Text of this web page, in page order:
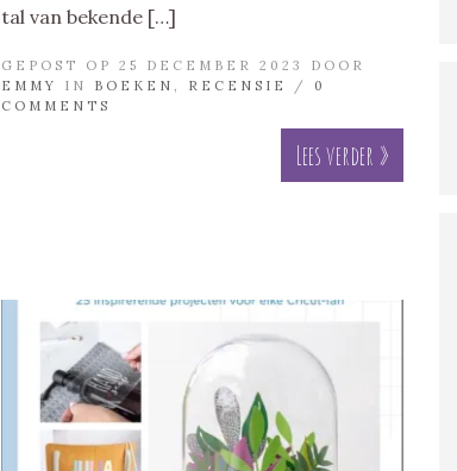
tal van bekende […]
GEPOST OP 25 DECEMBER 2023 DOOR
EMMY
IN BOEKEN , RECENSIE /
0
COMMENTS
Lees verder »